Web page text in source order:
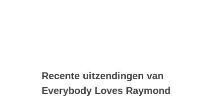
Recente uitzendingen van
Everybody Loves Raymond